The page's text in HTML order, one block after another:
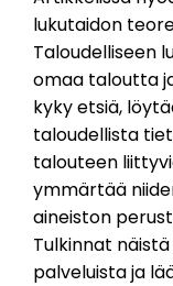
lukutaidon
Taloudelliseen
omaa taloutta
kyky etsiä,
taloudellista
talouteen
ymmärtää
aineiston
Tulkinnat
palveluista ja